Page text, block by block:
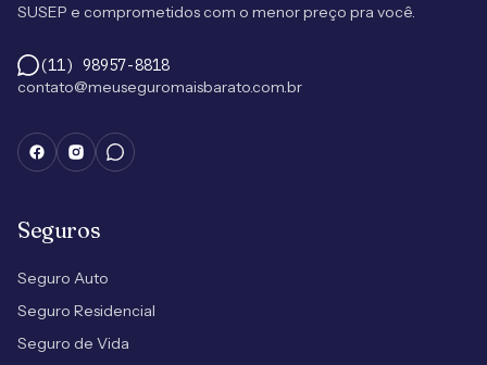
SUSEP e comprometidos com o menor preço pra você.
(11) 98957-8818
contato@meuseguromaisbarato.com.br
Seguros
Seguro Auto
Seguro Residencial
Seguro de Vida